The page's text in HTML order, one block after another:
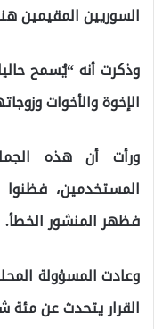
السوريين المقيمين
الإخوة والأخوات
ورأت أن هذه
فظهر المنشور الخطأ.
وعادت المسؤولة
القرار يتحدث عن